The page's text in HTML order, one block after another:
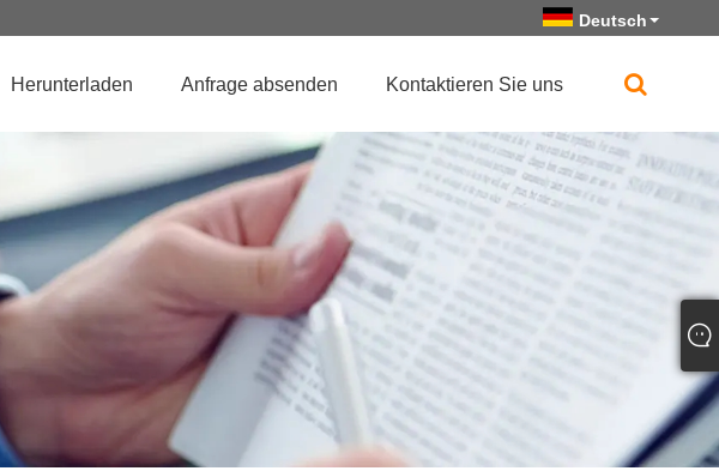
Deutsch
Herunterladen Anfrage absenden Kontaktieren Sie uns